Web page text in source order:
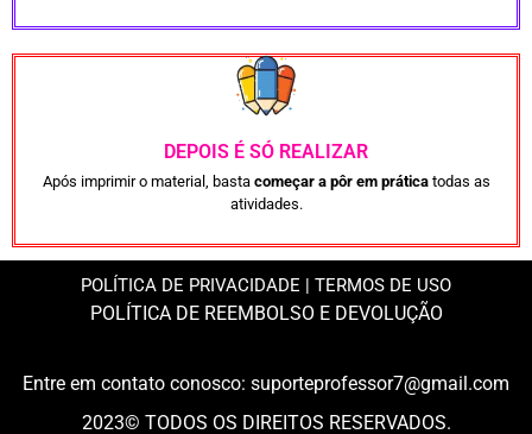
DEPOIS É SÓ REALIZAR
Após imprimir o material, basta começar a pôr em práticatodas as
atividades.
POLÍTICA DE PRIVACIDADE | TERMOS DE USO
POLÍTICA DE REEMBOLSO E DEVOLUÇÃO
Entre em contato conosco: suporteprofessor7@gmail.com
2023© TODOS OS DIREITOS RESERVADOS.